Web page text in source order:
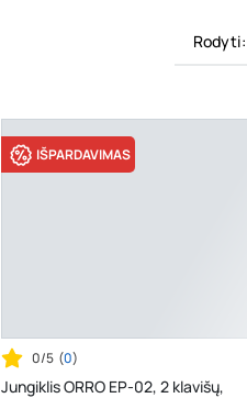
IŠPARDAVIMAS
0/5 (0)
Jungiklis ORRO EP-02, 2 klavišų,